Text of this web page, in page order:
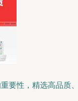
要性，精选高品质